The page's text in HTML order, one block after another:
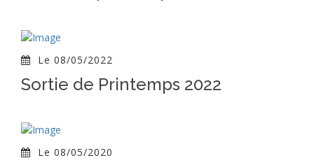
Le 08/05/2022
Sortie de Printemps 2022
Le 08/05/2020